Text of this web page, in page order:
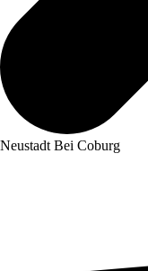
Neustadt Bei Coburg